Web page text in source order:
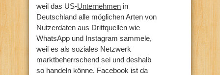
weil das US-Unternehmen in
Deutschland alle möglichen Arten von
Nutzerdaten aus Drittquellen wie
WhatsApp und Instagram sammele,
weil es als soziales Netzwerk
marktbeherrschend sei und deshalb
so handeln könne. Facebook ist da